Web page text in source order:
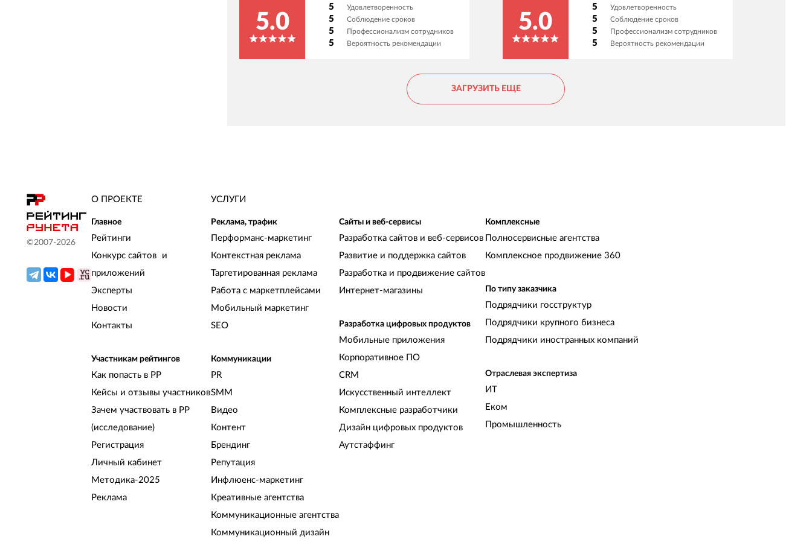
всегда на связи, никогда ни в чем не
отказывают, всегда советуют как лучше. При
этом ценник за час работы у них очень
5.0
5 Удовлетворенность
5 Соблюдение сроков
5 Профессионализм сотрудников
5 Вероятность рекомендации
искренняя вовлеченность в наш проект.
Надежный партнер - доверяем им и уверенно
рекомендуем как ответственных
5.0
5 Удовлетворенность
5 Соблюдение сроков
5 Профессионализм сотрудников
5 Вероятность рекомендации
ЗАГРУЗИТЬ ЕЩЕ
©2007-2026
О ПРОЕКТЕ
Главное
Рейтинги
Конкурс сайтов и
приложений
Эксперты
Новости
Контакты
Участникам рейтингов
Как попасть в РР
Кейсы и отзывы участников
Зачем участвовать в РР
(исследование)
Регистрация
Личный кабинет
Методика-2025
Реклама
УСЛУГИ
Реклама, трафик
Перформанс-маркетинг
Контекстная реклама
Таргетированная реклама
Работа с маркетплейсами
Мобильный маркетинг
SEO
Коммуникации
PR
SMM
Видео
Контент
Брендинг
Репутация
Инфлюенс-маркетинг
Креативные агентства
Коммуникационные агентства
Коммуникационный дизайн
Сайты и веб-сервисы
Разработка сайтов и веб-сервисов
Развитие и поддержка сайтов
Разработка и продвижение сайтов
Интернет-магазины
Разработка цифровых продуктов
Мобильные приложения
Корпоративное ПО
CRM
Искусственный интеллект
Комплексные разработчики
Дизайн цифровых продуктов
Аутстаффинг
Комплексные
Полносервисные агентства
Комплексное продвижение 360
По типу заказчика
Подрядчики госструктур
Подрядчики крупного бизнеса
Подрядчики иностранных компаний
Отраслевая экспертиза
ИТ
Еком
Промышленность